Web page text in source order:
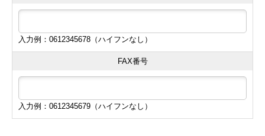
入力例：0612345678（ハイフンなし）
FAX番号
入力例：0612345679（ハイフンなし）